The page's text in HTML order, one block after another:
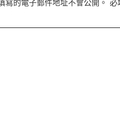
寫的電子郵件地址不會公開。 必